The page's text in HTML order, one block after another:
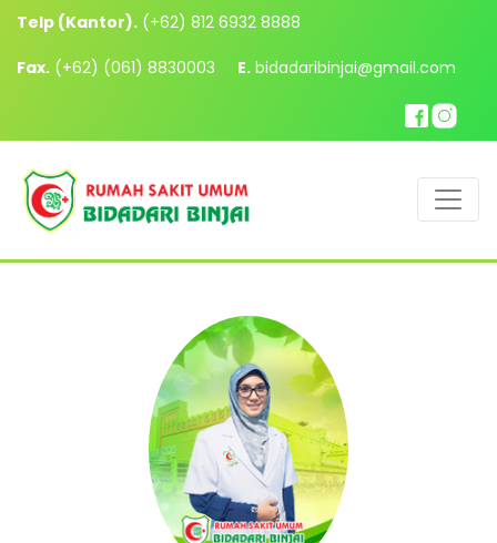
Telp (Kantor). (+62) 812 6932 8888
Fax. (+62) (061) 8830003 E. bidadaribinjai@gmail.com